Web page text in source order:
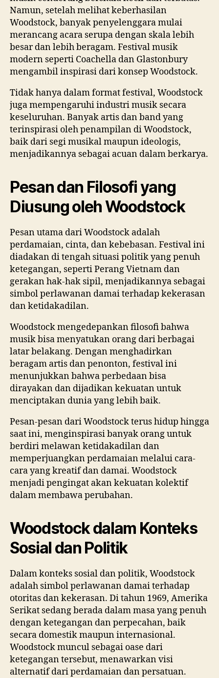
Namun, setelah melihat keberhasilan
Woodstock, banyak penyelenggara mulai
merancang acara serupa dengan skala lebih
besar dan lebih beragam. Festival musik
modern seperti Coachella dan Glastonbury
mengambil inspirasi dari konsep Woodstock.
Tidak hanya dalam format festival, Woodstock
juga mempengaruhi industri musik secara
keseluruhan. Banyak artis dan band yang
terinspirasi oleh penampilan di Woodstock,
baik dari segi musikal maupun ideologis,
menjadikannya sebagai acuan dalam berkarya.
Pesan dan Filosofi yang
Diusung oleh Woodstock
Pesan utama dari Woodstock adalah
perdamaian, cinta, dan kebebasan. Festival ini
diadakan di tengah situasi politik yang penuh
ketegangan, seperti Perang Vietnam dan
gerakan hak-hak sipil, menjadikannya sebagai
simbol perlawanan damai terhadap kekerasan
dan ketidakadilan.
Woodstock mengedepankan filosofi bahwa
musik bisa menyatukan orang dari berbagai
latar belakang. Dengan menghadirkan
beragam artis dan penonton, festival ini
menunjukkan bahwa perbedaan bisa
dirayakan dan dijadikan kekuatan untuk
menciptakan dunia yang lebih baik.
Pesan-pesan dari Woodstock terus hidup hingga
saat ini, menginspirasi banyak orang untuk
berdiri melawan ketidakadilan dan
memperjuangkan perdamaian melalui cara-
cara yang kreatif dan damai. Woodstock
menjadi pengingat akan kekuatan kolektif
dalam membawa perubahan.
Woodstock dalam Konteks
Sosial dan Politik
Dalam konteks sosial dan politik, Woodstock
adalah simbol perlawanan damai terhadap
otoritas dan kekerasan. Di tahun 1969, Amerika
Serikat sedang berada dalam masa yang penuh
dengan ketegangan dan perpecahan, baik
secara domestik maupun internasional.
Woodstock muncul sebagai oase dari
ketegangan tersebut, menawarkan visi
alternatif dari perdamaian dan persatuan.